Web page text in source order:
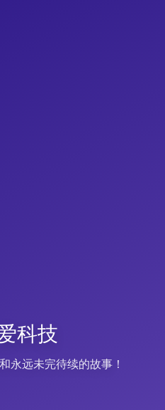
科技
永远未完待续的故事！